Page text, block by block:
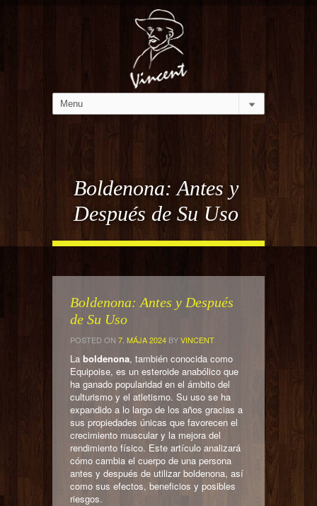
Boldenona: Antes y
Después de Su Uso
Boldenona: Antes y Después
de Su Uso
POSTED ON 7. MÁJA 2024 BYVINCENT
La boldenona, también conocida como
Equipoise, es un esteroide anabólico que
ha ganado popularidad en el ámbito del
culturismo y el atletismo. Su uso se ha
expandido a lo largo de los años gracias a
sus propiedades únicas que favorecen el
crecimiento muscular y la mejora del
rendimiento físico. Este artículo analizará
cómo cambia el cuerpo de una persona
antes y después de utilizar boldenona, así
como sus efectos, beneficios y posibles
riesgos.